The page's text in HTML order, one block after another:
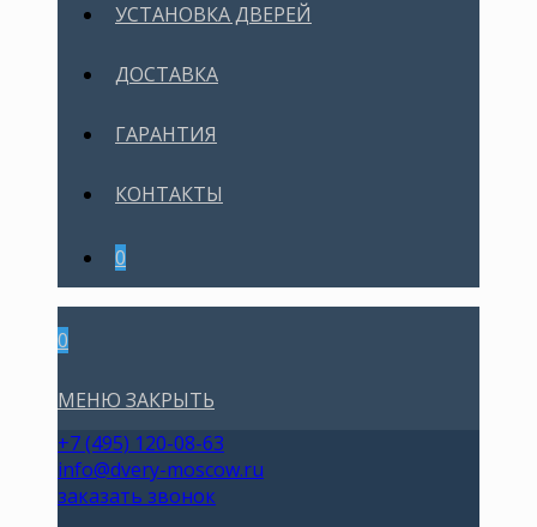
УСТАНОВКА ДВЕРЕЙ
ДОСТАВКА
ГАРАНТИЯ
КОНТАКТЫ
0
0
МЕНЮ ЗАКРЫТЬ
+7 (495) 120-08-63
info@dvery-moscow.ru
заказать звонок